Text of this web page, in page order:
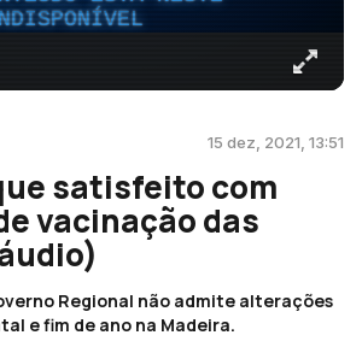
15 dez, 2021, 13:51
satisfeito com
vacinação das
Regional não admite alterações
e fim de ano na Madeira.